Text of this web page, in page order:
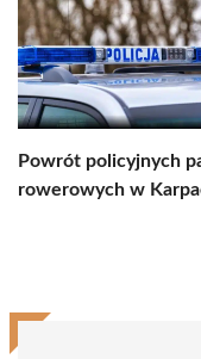
Powrót policyjnych
rowerowych w